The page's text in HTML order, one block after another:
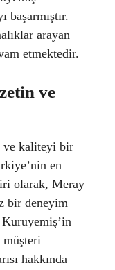
başarmıştır.
arayan
etmektedir.
ve
ve kaliteyi bir
en
olarak, Meray
bir deneyim
müşteri
hakkında